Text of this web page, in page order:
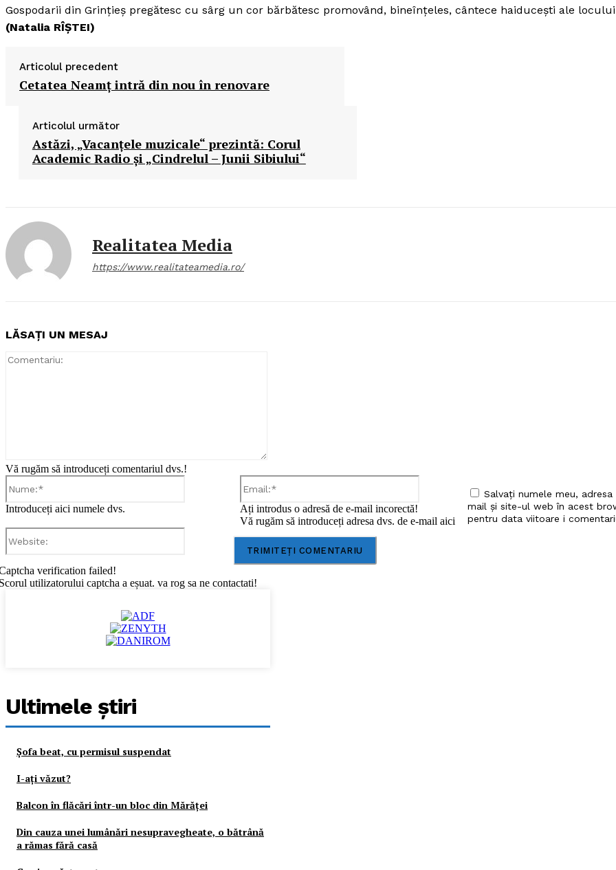
Gospodarii din Grinţieş pregătesc cu sârg un cor bărbătesc promovând, bineînţeles, cântece haiduceşti ale
(Natalia RÎŞTEI)
Articolul precedent
Cetatea Neamţ intră din nou în renovare
Articolul următor
Astăzi, „Vacanţele muzicale“ prezintă: Corul
Academic Radio şi „Cindrelul – Junii Sibiului“
Realitatea Media
https://www.realitateamedia.ro/
LĂSAȚI UN MESAJ
Vă rugăm să introduceți comentariul dvs.!
Introduceți aici numele dvs.
Email:*
Ați introdus o adresă de e-mail incorectă!
Vă rugăm să introduceți adresa dvs. de e-mail aici
Salvați numele meu,
mail și site-ul web în acest
pentru data viitoare i
verification failed!
utilizatorului captcha a eșuat. va rog sa ne contactati!
Ultimele ştiri
Şofa beat, cu permisul suspendat
I-aţi văzut?
Balcon în flăcări într-un bloc din Mărăţei
Din cauza unei lumânări nesupravegheate, o bătrână
a rămas fără casă